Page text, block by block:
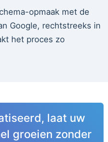
opmaak met de
Google, rechtstreeks in
het proces zo
laat uw
groeien zonder